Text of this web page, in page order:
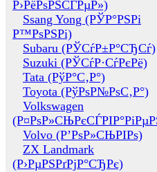
Р›РёРѕРЅСЃРµР»)
Ssang Yong (РЎР°РЅРі
Р™РѕРЅРі)
Subaru (РЎСѓР±Р°СЂСѓ)
Suzuki (РЎСѓР·СѓРєРё)
Tata (РўР°С‚Р°)
Toyota (РўРѕР№РѕС‚Р°)
Volkswagen
Volvo (Р’РѕР»СЊРІРѕ)
ZX Landmark
(Р›РµРЅРґРјР°СЂРє)